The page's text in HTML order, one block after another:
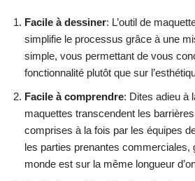
Facile à dessiner: L’outil de
simplifie le processus grâce à une
simple, vous permettant de vous
fonctionnalité plutôt que sur
Facile à comprendre: Dites adieu à
maquettes transcendent les
comprises à la fois par les équipes
les parties prenantes commerciales,
monde est sur la même longueur